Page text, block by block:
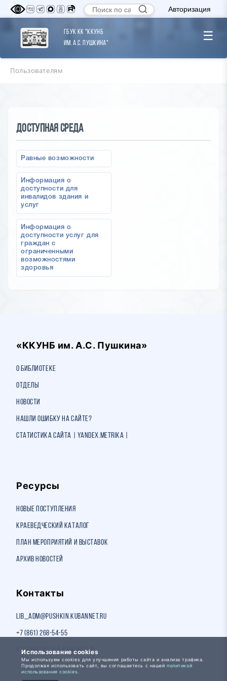
Авторизация
ГБУК КК "ККУНБ
им. А.С. Пушкина"
☰
Пользователям
Доступная среда
Равные возможности
Информация о
доступности для
инвалидов здания и
услуг
Информация о
доступности услуг для
граждан с
ограниченными
возможностями
здоровья
«ККУНБ им. А.С. Пушкина»
О библиотеке
Отделы
Новости
Нашли ошибку на сайте?
Статистика сайта | Yandex.Metrika |
Ресурсы
Новые поступления
Краеведческий каталог
План мероприятий и выставок
Архив новостей
Контакты
lib_adm@pushkin.kubannet.ru
+7 (861) 268-54-55
Краснодар, ул. Красная, 8
Использование cookies
Мы используем cookies для улучшения работы сайта и анализа трафика.
Продолжая использовать сайт, вы соглашаетесь с нашейполитикой
использования cookies.